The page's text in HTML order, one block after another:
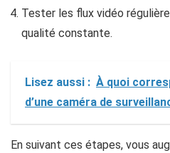
Tester les flux vidéo
qualité constante.
Lisez aussi : À quoi
d’une caméra de
En suivant ces étapes, vous